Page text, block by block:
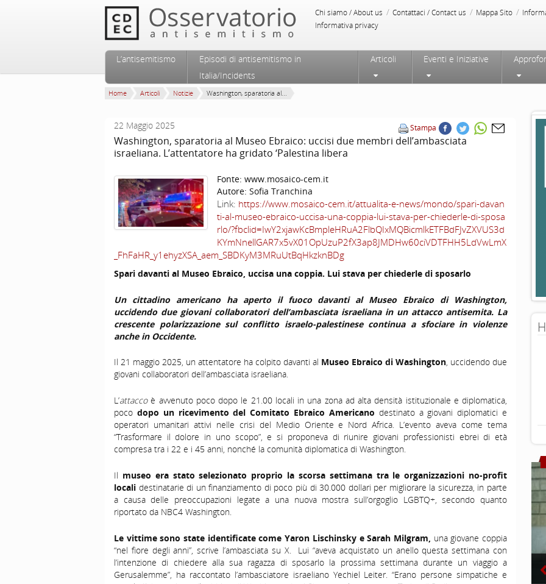
Chi siamo / About us / Contattaci / Contact us / Mappa Sito /
Informativa privacy
Menu principale
Vai al contenuto principale
Vai al contenuto secondario
L’antisemitismo
Episodi di antisemitismo in
Italia/Incidents
Articoli Eventi e Iniziative
Home Articoli Notizie Washington, sparatoria al...
Stampa
22 Maggio 2025
Washington, sparatoria al Museo Ebraico: uccisi due membri dell’ambasciata
israeliana. L’attentatore ha gridato ‘Palestina libera
Fonte: www.mosaico-cem.it
Autore: Sofia Tranchina
Link: https://www.mosaico-cem.it/attualita-e-news/mondo/spari-davan
ti-al-museo-ebraico-uccisa-una-coppia-lui-stava-per-chiederle-di-sposa
rlo/?fbclid=IwY2xjawKcBmpleHRuA2FlbQIxMQBicmlkETFBdFJvZXVUS3d
KYmNnellGAR7x5vX01OpUzuP2fX3ap8JMDHw60ciVDTFHH5LdVwLmX
_FhFaHR_y1ehyzXSA_aem_SBDKyM3MRuUtBqHkzknBDg
Spari davanti al Museo Ebraico, uccisa una coppia. Lui stava per chiederle di sposarlo
Un cittadino americano ha aperto il fuoco davanti al Museo Ebraico di Washington,
uccidendo due giovani collaboratori dell’ambasciata israeliana in un attaccoantisemita. La
crescente polarizzazione sul conflitto israelo-palestinese continua a sfociare in violenze
anche in Occidente.
Il 21 maggio 2025, un attentatore ha colpito davanti al Museo Ebraico di Washington, uccidendo due
giovani collaboratori dell’ambasciata israeliana.
L’attaccoè avvenuto poco dopo le 21.00 locali in una zona ad alta densità istituzionale e diplomatica,
poco dopo un ricevimento del Comitato Ebraico Americano destinato a giovani diplomatici e
operatori umanitari attivi nelle crisi del Medio Oriente e Nord Africa. L’evento aveva come tema
“Trasformare il dolore in uno scopo”, e si proponeva di riunire giovani professionisti ebrei di età
compresa tra i 22 e i 45 anni, nonché la comunità diplomatica di Washington.
Il museo era stato selezionato proprio la scorsa settimana tra le organizzazioni no-profit
locali destinatarie di un finanziamento di poco più di 30.000 dollari per migliorare la sicurezza, in parte
a causa delle preoccupazioni legate a una nuova mostra sull’orgoglio LGBTQ+, secondo quanto
riportato da NBC4 Washington
Le vittime sono state identificate comeYaron Lischinskye Sarah Milgram una giovane coppia
“nel fiore degli anni”, scrive l’ambasciata su X. Lui “aveva acquistato un anello questa settimana con
l’intenzione di chiedere alla sua ragazza di sposarlo la prossima settimana durante un viaggio a
Gerusalemme”, ha raccontato l’ambasciatore israeliano Yechiel Leiter. “Erano persone simpatiche e